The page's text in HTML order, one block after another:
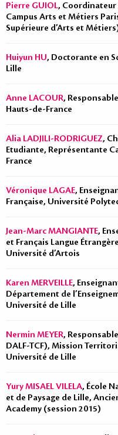
Pierre GUIOL,
Campus Arts et Métiers
Supérieure d’Arts et
Huiyun HU, Doctorante en
Lille
Anne LACOUR,
Hauts-de-France
Alia LADJILI-RODRIGUEZ,
Etudiante, Représentante
France
Véronique LAGAE,
Française, Université
Jean-Marc MANGIANTE,
et Français Langue
Université d’Artois
Karen MERVEILLE,
Département de
Université de Lille
Nermin MEYER,
DALF-TCF), Mission
Université de Lille
Yury MISAEL VILELA, École
et de Paysage de Lille,
Academy (session 2015)